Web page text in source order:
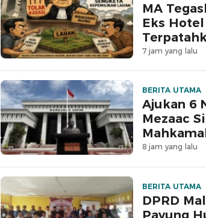
MA
Eks
7 jam yang lalu
BERITA UTAMA
Ajukan 6
Mezaac
8 jam yang lalu
BERITA UTAMA
DPRD
Payung